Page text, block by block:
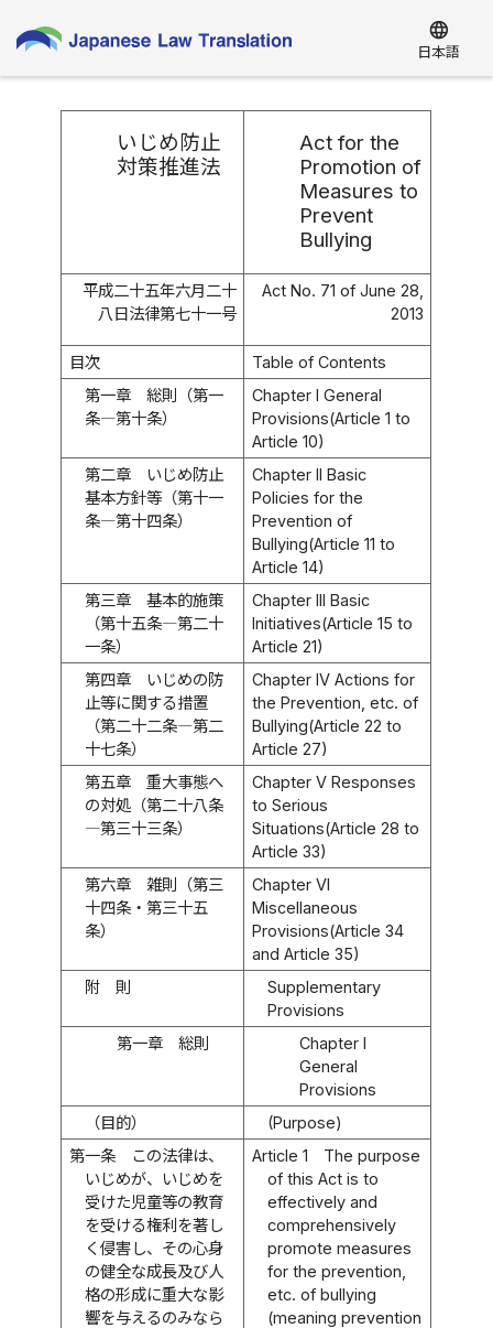
language
日本語
いじめ防止
対策推進法
Act for the
Promotion of
Measures to
Prevent
Bullying
平成二十五年六月二十
八日法律第七十一号
Act No. 71 of June 28,
2013
目次
Table of Contents
第一章 総則（第一
条―第十条）
Chapter I General
Provisions(Article 1 to
Article 10)
第二章 いじめ防止
基本方針等（第十一
条―第十四条）
Chapter II Basic
Policies for the
Prevention of
Bullying(Article 11 to
Article 14)
第三章 基本的施策
（第十五条―第二十
一条）
Chapter III Basic
Initiatives(Article 15 to
Article 21)
第四章 いじめの防
止等に関する措置
（第二十二条―第二
十七条）
Chapter IV Actions for
the Prevention, etc. of
Bullying(Article 22 to
Article 27)
第五章 重大事態へ
の対処（第二十八条
―第三十三条）
Chapter V Responses
to Serious
Situations(Article 28 to
Article 33)
第六章 雑則（第三
十四条・第三十五
条）
Chapter VI
Miscellaneous
Provisions(Article 34
and Article 35)
附 則
Supplementary
Provisions
第一章 総則
Chapter I
General
Provisions
（目的）
(Purpose)
第一条
この法律は、
いじめが、いじめを
受けた児童等の教育
を受ける権利を著し
く侵害し、その心身
の健全な成長及び人
格の形成に重大な影
響を与えるのみなら
Article 1
The purpose
of this Act is to
effectively and
comprehensively
promote measures
for the prevention,
etc. of bullying
(meaning prevention